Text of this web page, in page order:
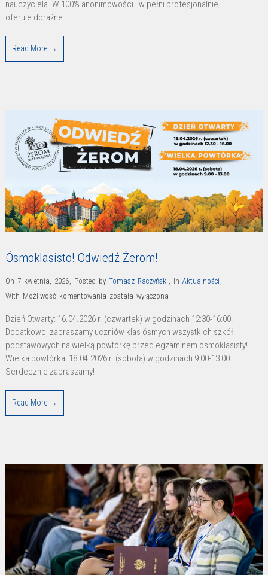
nauczyciela. W 100% anonimowości i w pełni profesjonalnie
oferuje doraźne…
Read More →
Ósmoklasisto! Odwiedź Żerom!
On 7 kwietnia, 2026 Posted by Tomasz Raczyński In Aktualności
With Możliwość komentowania Ósmoklasisto!
Żerom!
została wyłączona
Dzień Otwarty: 16.04.2026 r. (czwartek) w godzinach 12:30-16:00.
Dodatkowo, zapraszamy uczniów klas ósmych wszystkich szkół
podstawowych na wielką powtórkę przed egzaminem ósmoklasisty!
Wielka powtórka: 18.04.2026 r. (sobota) w godzinach 9:00-13:00.
Serdecznie zapraszamy!
Read More →